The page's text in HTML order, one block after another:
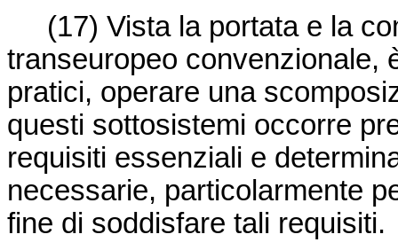
(17) Vista la portata e la
transeuropeo convenzionale,
pratici, operare una
questi sottosistemi occorre
requisiti essenziali e
necessarie, particolarmente
fine di soddisfare tali requisiti.